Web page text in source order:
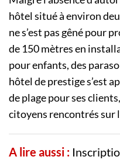
hôtel situé à environ
ne s’est pas gêné pour
de 150 mètres en
pour enfants, des
hôtel de prestige s’est
de plage pour ses
citoyens rencontrés sur
A lire aussi :